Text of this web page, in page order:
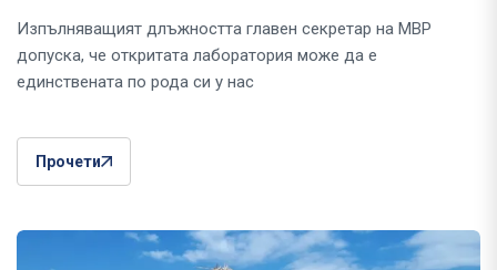
Изпълняващият длъжността главен секретар на МВР
допуска, че откритата лаборатория може да е
единствената по рода си у нас
Прочети